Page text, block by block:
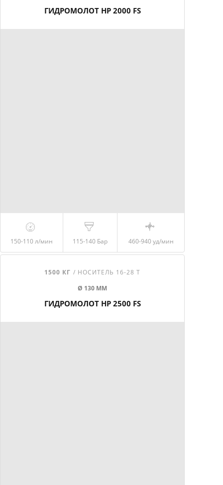
ГИДРОМОЛОТ HP 2000 FS
150-110л/мин 115-140 Бар 460-940уд/мин
1500 КГ / НОСИТЕЛЬ 16-28 Т
Ø 130 ММ
ГИДРОМОЛОТ HP 2500 FS